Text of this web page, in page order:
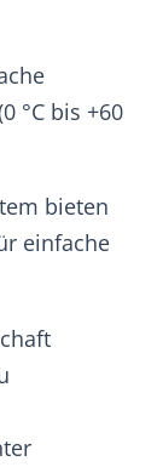
°C bis +60
bieten
einfache